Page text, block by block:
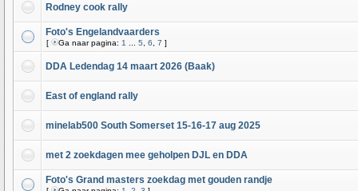
Rodney cook rally
Foto's Engelandvaarders
[ Ga naar pagina: 1 5 6 7 ]
DDA Ledendag 14 maart 2026 (Baak)
East of england rally
minelab500 South Somerset 15-16-17 aug 2025
met 2 zoekdagen mee geholpen DJL en DDA
Foto's Grand masters zoekdag met gouden randje